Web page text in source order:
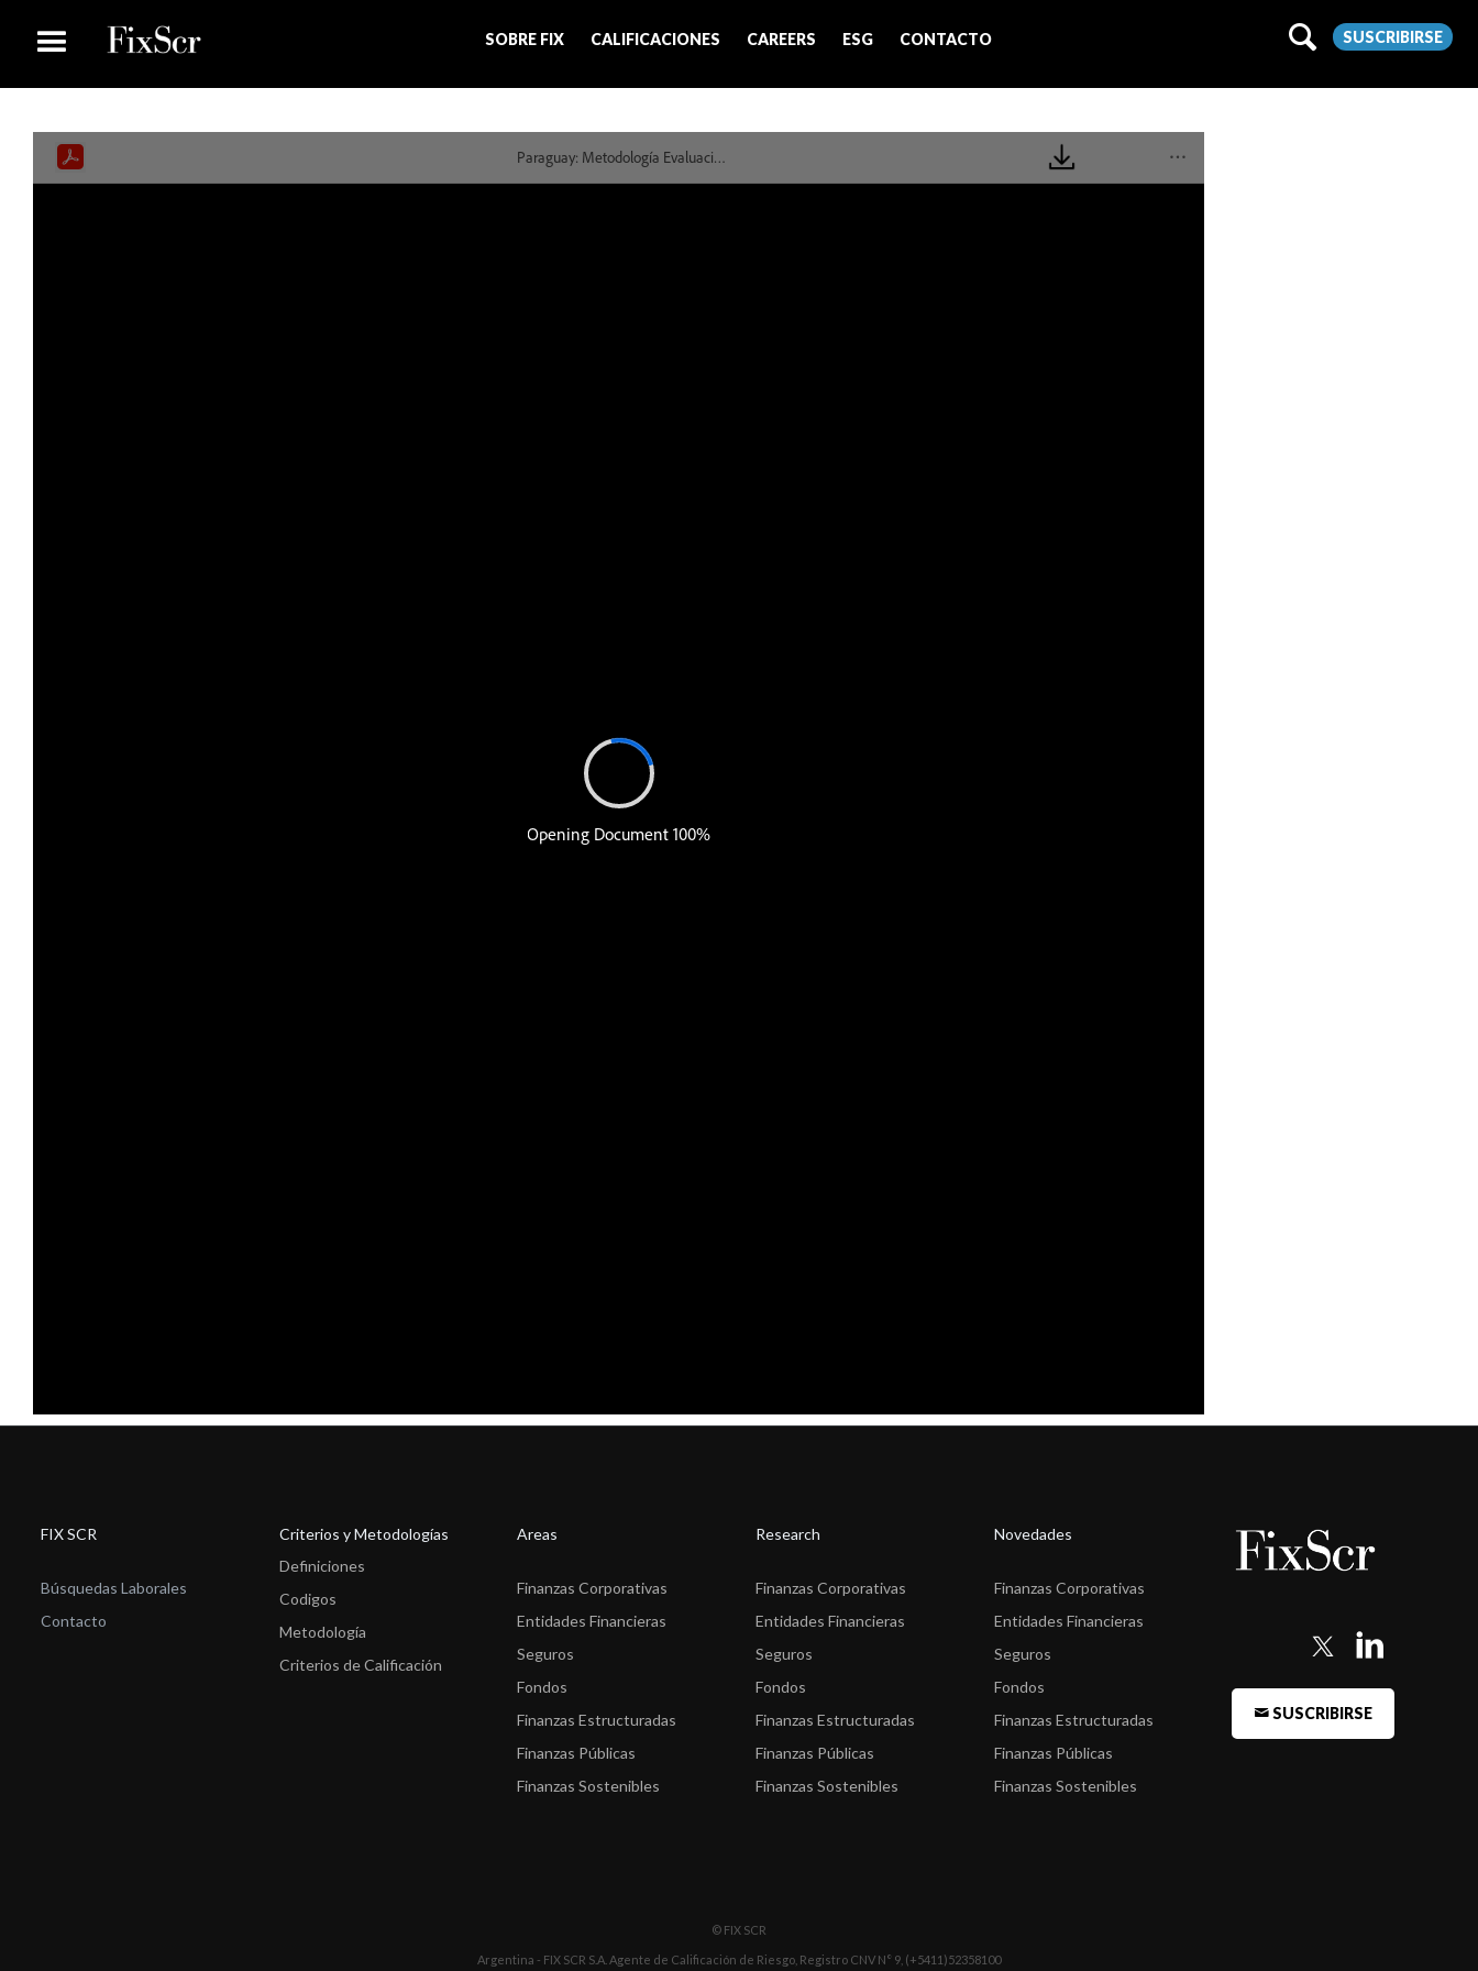
SOBRE FIX CALIFICACIONES CAREERS ESG CONTACTO SUSCRIBIRSE
FIX SCR
Búsquedas Laborales
Contacto
Criterios y Metodologías
Definiciones
Codigos
Metodología
Criterios de Calificación
Areas
Finanzas Corporativas
Entidades Financieras
Seguros
Fondos
Finanzas Estructuradas
Finanzas Públicas
Finanzas Sostenibles
Research
Finanzas Corporativas
Entidades Financieras
Seguros
Fondos
Finanzas Estructuradas
Finanzas Públicas
Finanzas Sostenibles
Novedades
Finanzas Corporativas
Entidades Financieras
Seguros
Fondos
Finanzas Estructuradas
Finanzas Públicas
Finanzas Sostenibles
SUSCRIBIRSE
© FIX SCR
Argentina - FIX SCR S.A. Agente de Calificación de Riesgo, Registro CNV N° 9, (+5411)52358100